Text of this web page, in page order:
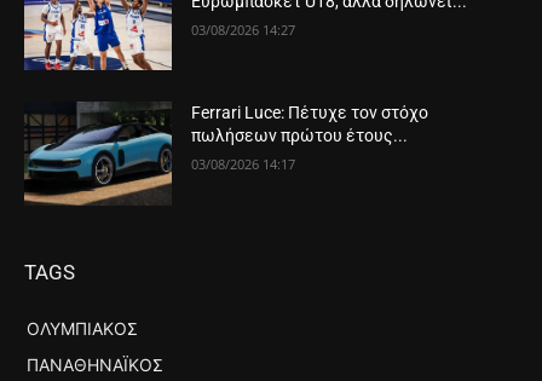
03/08/2026 14:27
Ferrari Luce: Πέτυχε τον στόχο
πωλήσεων πρώτου έτους...
03/08/2026 14:17
TAGS
ΟΛΥΜΠΙΑΚΌΣ
ΠΑΝΑΘΗΝΑΪΚΌΣ